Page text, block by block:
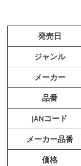
発売日
ジャンル
メーカー
品番
JANコード
メーカー品番
価格